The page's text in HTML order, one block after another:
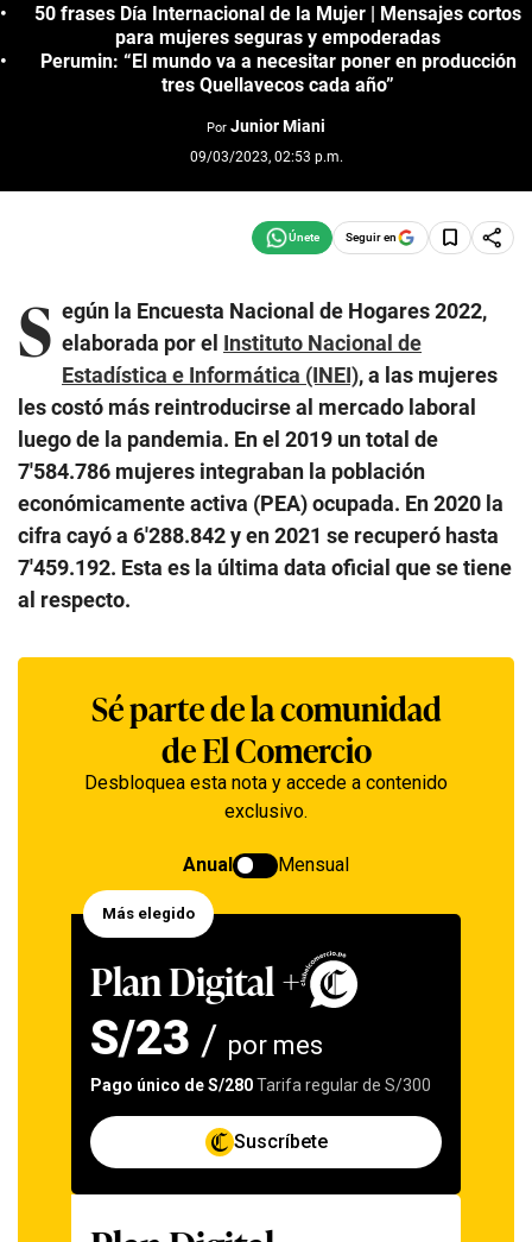
50 frases Día Internacional de la Mujer | Mensajes cortos
para mujeres seguras y empoderadas
Perumin: “El mundo va a necesitar poner en producción
tres Quellavecos cada año”
Por Junior Miani
09/03/2023, 02:53 p.m.
Seguir en
S egún la Encuesta Nacional de Hogares 2022,
elaborada por el Instituto Nacional de
Estadística e Informática (INEI), a las mujeres
les costó más reintroducirse al mercado laboral
luego de la pandemia. En el 2019 un total de
7′584.786 mujeres integraban la población
económicamente activa (PEA) ocupada. En 2020 la
cifra cayó a 6′288.842 y en 2021 se recuperó hasta
7′459.192. Esta es la última data oficial que se tiene
al respecto.